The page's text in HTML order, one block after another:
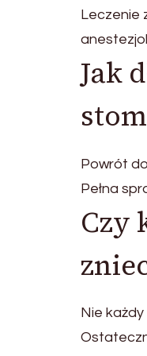
Leczenie
Jak
Powrót
Pełna
Czy
Nie